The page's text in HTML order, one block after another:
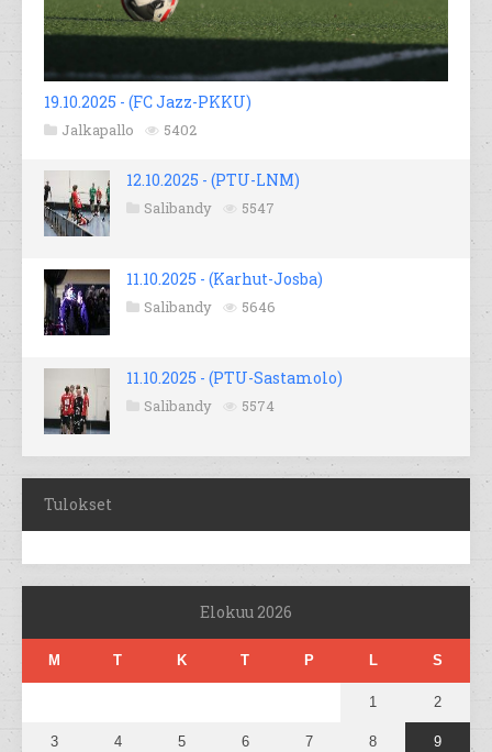
19.10.2025 - (FC Jazz-PKKU)
Jalkapallo 5402
12.10.2025 - (PTU-LNM)
Salibandy 5547
11.10.2025 - (Karhut-Josba)
Salibandy 5646
11.10.2025 - (PTU-Sastamolo)
Salibandy 5574
Tulokset
Elokuu 2026
M T K T P L S
1 2
3 4 5 6 7 8 9